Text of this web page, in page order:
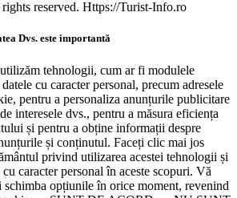
reserved. Https://Turist-Info.ro
Dvs. este importantă
tehnologii, cum ar fi modulele
cu caracter personal, precum adresele
pentru a personaliza anunțurile publicitare
interesele dvs., pentru a măsura eficiența
și pentru a obține informații despre
și conținutul. Faceți clic mai jos
privind utilizarea acestei tehnologii și
caracter personal în aceste scopuri. Vă
schimba opțiunile în orice moment, revenind